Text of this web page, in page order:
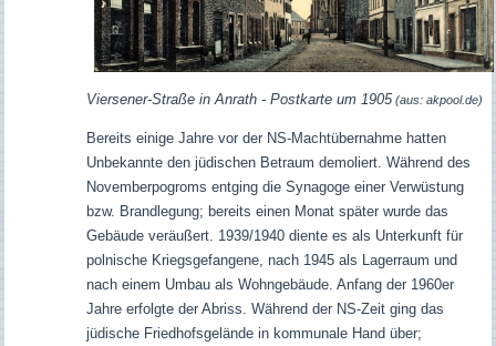
Viersener-Straße in Anrath - Postkarte um 1905(aus: akpool.de)
Bereits einige Jahre vor der NS-Machtübernahme hatten
Unbekannte den jüdischen Betraum demoliert. Während des
Novemberpogroms entging die Synagoge einer Verwüstung
bzw. Brandlegung; bereits einen Monat später wurde das
Gebäude veräußert. 1939/1940 diente es als Unterkunft für
polnische Kriegsgefangene, nach 1945 als Lagerraum und
nach einem Umbau als Wohngebäude. Anfang der 1960er
Jahre erfolgte der Abriss. Während der NS-Zeit ging das
jüdische Friedhofsgelände in kommunale Hand über;